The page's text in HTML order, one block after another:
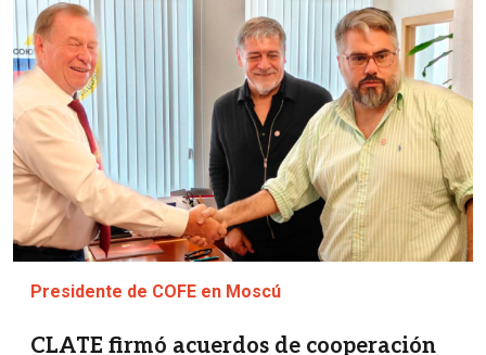
Presidente de COFE en Moscú
CLATE firmó acuerdos de cooperación